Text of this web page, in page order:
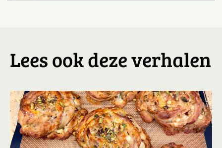
Lees ook deze verhalen